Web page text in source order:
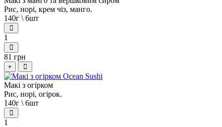
Рис, норі, крем чіз, манго.
140г \ 6шт
1
81 грн
+
Макі з огірком
Рис, норі, огірок.
140г \ 6шт
1